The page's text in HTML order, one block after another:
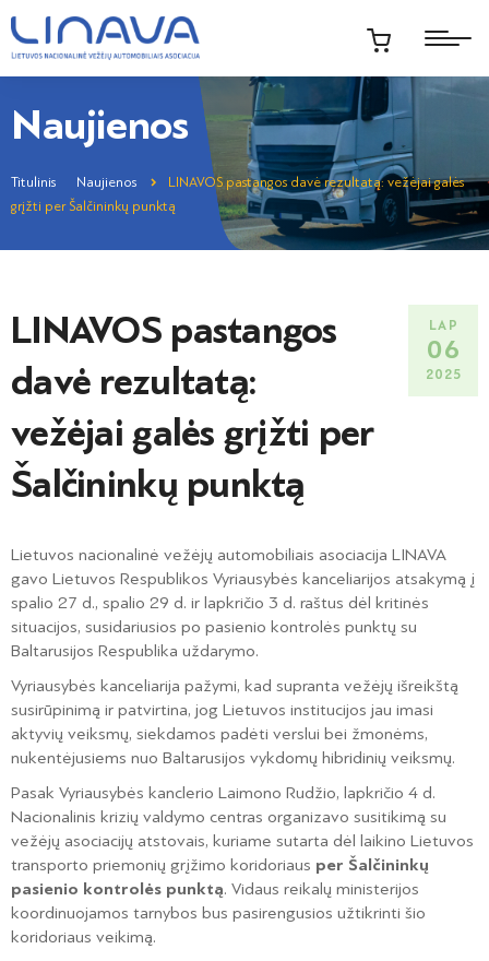
Naujienos
Titulinis Naujienos
LINAVOS pastangos davė rezultatą: vežėjai galės
grįžti per Šalčininkų punktą
LINAVOS pastangos
davė rezultatą:
vežėjai galės grįžti per
Šalčininkų punktą
LAP
06
2025
Lietuvos nacionalinė vežėjų automobiliais asociacija LINAVA
gavo Lietuvos Respublikos Vyriausybės kanceliarijos atsakymą į
spalio 27 d., spalio 29 d. ir lapkričio 3 d. raštus dėl kritinės
situacijos, susidariusios po pasienio kontrolės punktų su
Baltarusijos Respublika uždarymo.
Vyriausybės kanceliarija pažymi, kad supranta vežėjų išreikštą
susirūpinimą ir patvirtina, jog Lietuvos institucijos jau imasi
aktyvių veiksmų, siekdamos padėti verslui bei žmonėms,
nukentėjusiems nuo Baltarusijos vykdomų hibridinių veiksmų.
Pasak Vyriausybės kanclerio Laimono Rudžio, lapkričio 4 d.
Nacionalinis krizių valdymo centras organizavo susitikimą su
vežėjų asociacijų atstovais, kuriame sutarta dėl laikino Lietuvos
transporto priemonių grįžimo koridoriaus per Šalčininkų
pasienio kontrolės punktą. Vidaus reikalų ministerijos
koordinuojamos tarnybos bus pasirengusios užtikrinti šio
koridoriaus veikimą.